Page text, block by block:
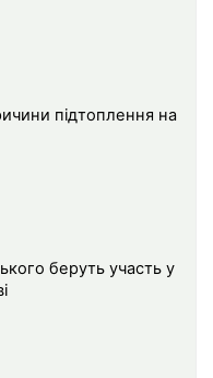
підтоплення на
беруть участь у